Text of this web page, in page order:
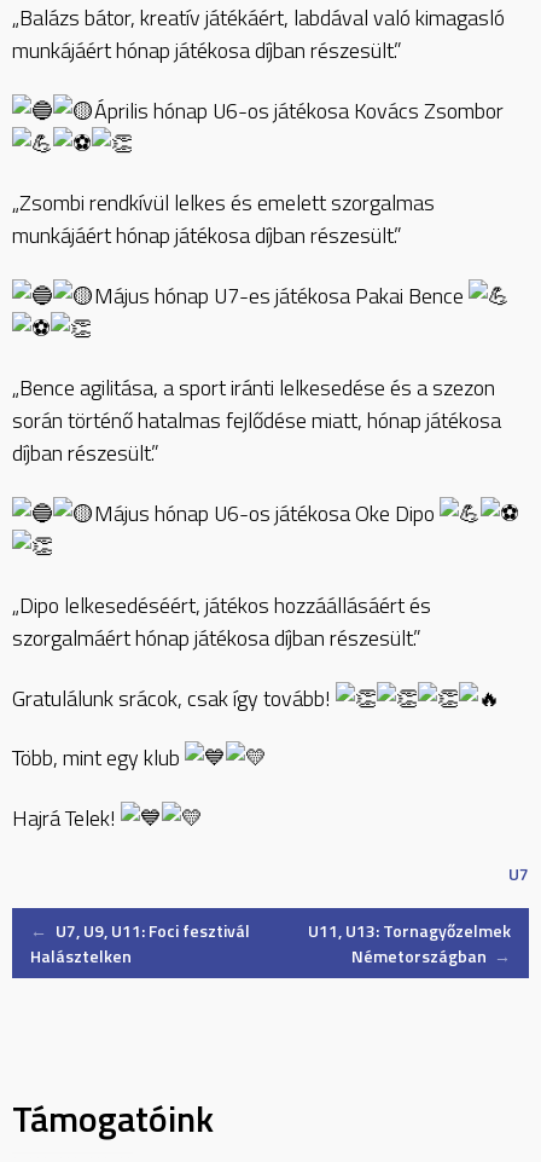
„Balázs bátor, kreatív játékáért, labdával való kimagasló
munkájáért hónap játékosa díjban részesült.”
Április hónap U6-os játékosa Kovács Zsombor
„Zsombi rendkívül lelkes és emelett szorgalmas
munkájáért hónap játékosa díjban részesült.”
Május hónap U7-es játékosa Pakai Bence
„Bence agilitása, a sport iránti lelkesedése és a szezon
során történő hatalmas fejlődése miatt, hónap játékosa
díjban részesült.”
Május hónap U6-os játékosa Oke Dipo
„Dipo lelkesedéséért, játékos hozzáállásáért és
szorgalmáért hónap játékosa díjban részesült.”
Gratulálunk srácok, csak így tovább!
Több, mint egy klub
Hajrá Telek!
U7
Post
← U7, U9, U11: Foci fesztivál
Halásztelken
U11, U13: Tornagyőzelmek
Németországban →
Támogatóink